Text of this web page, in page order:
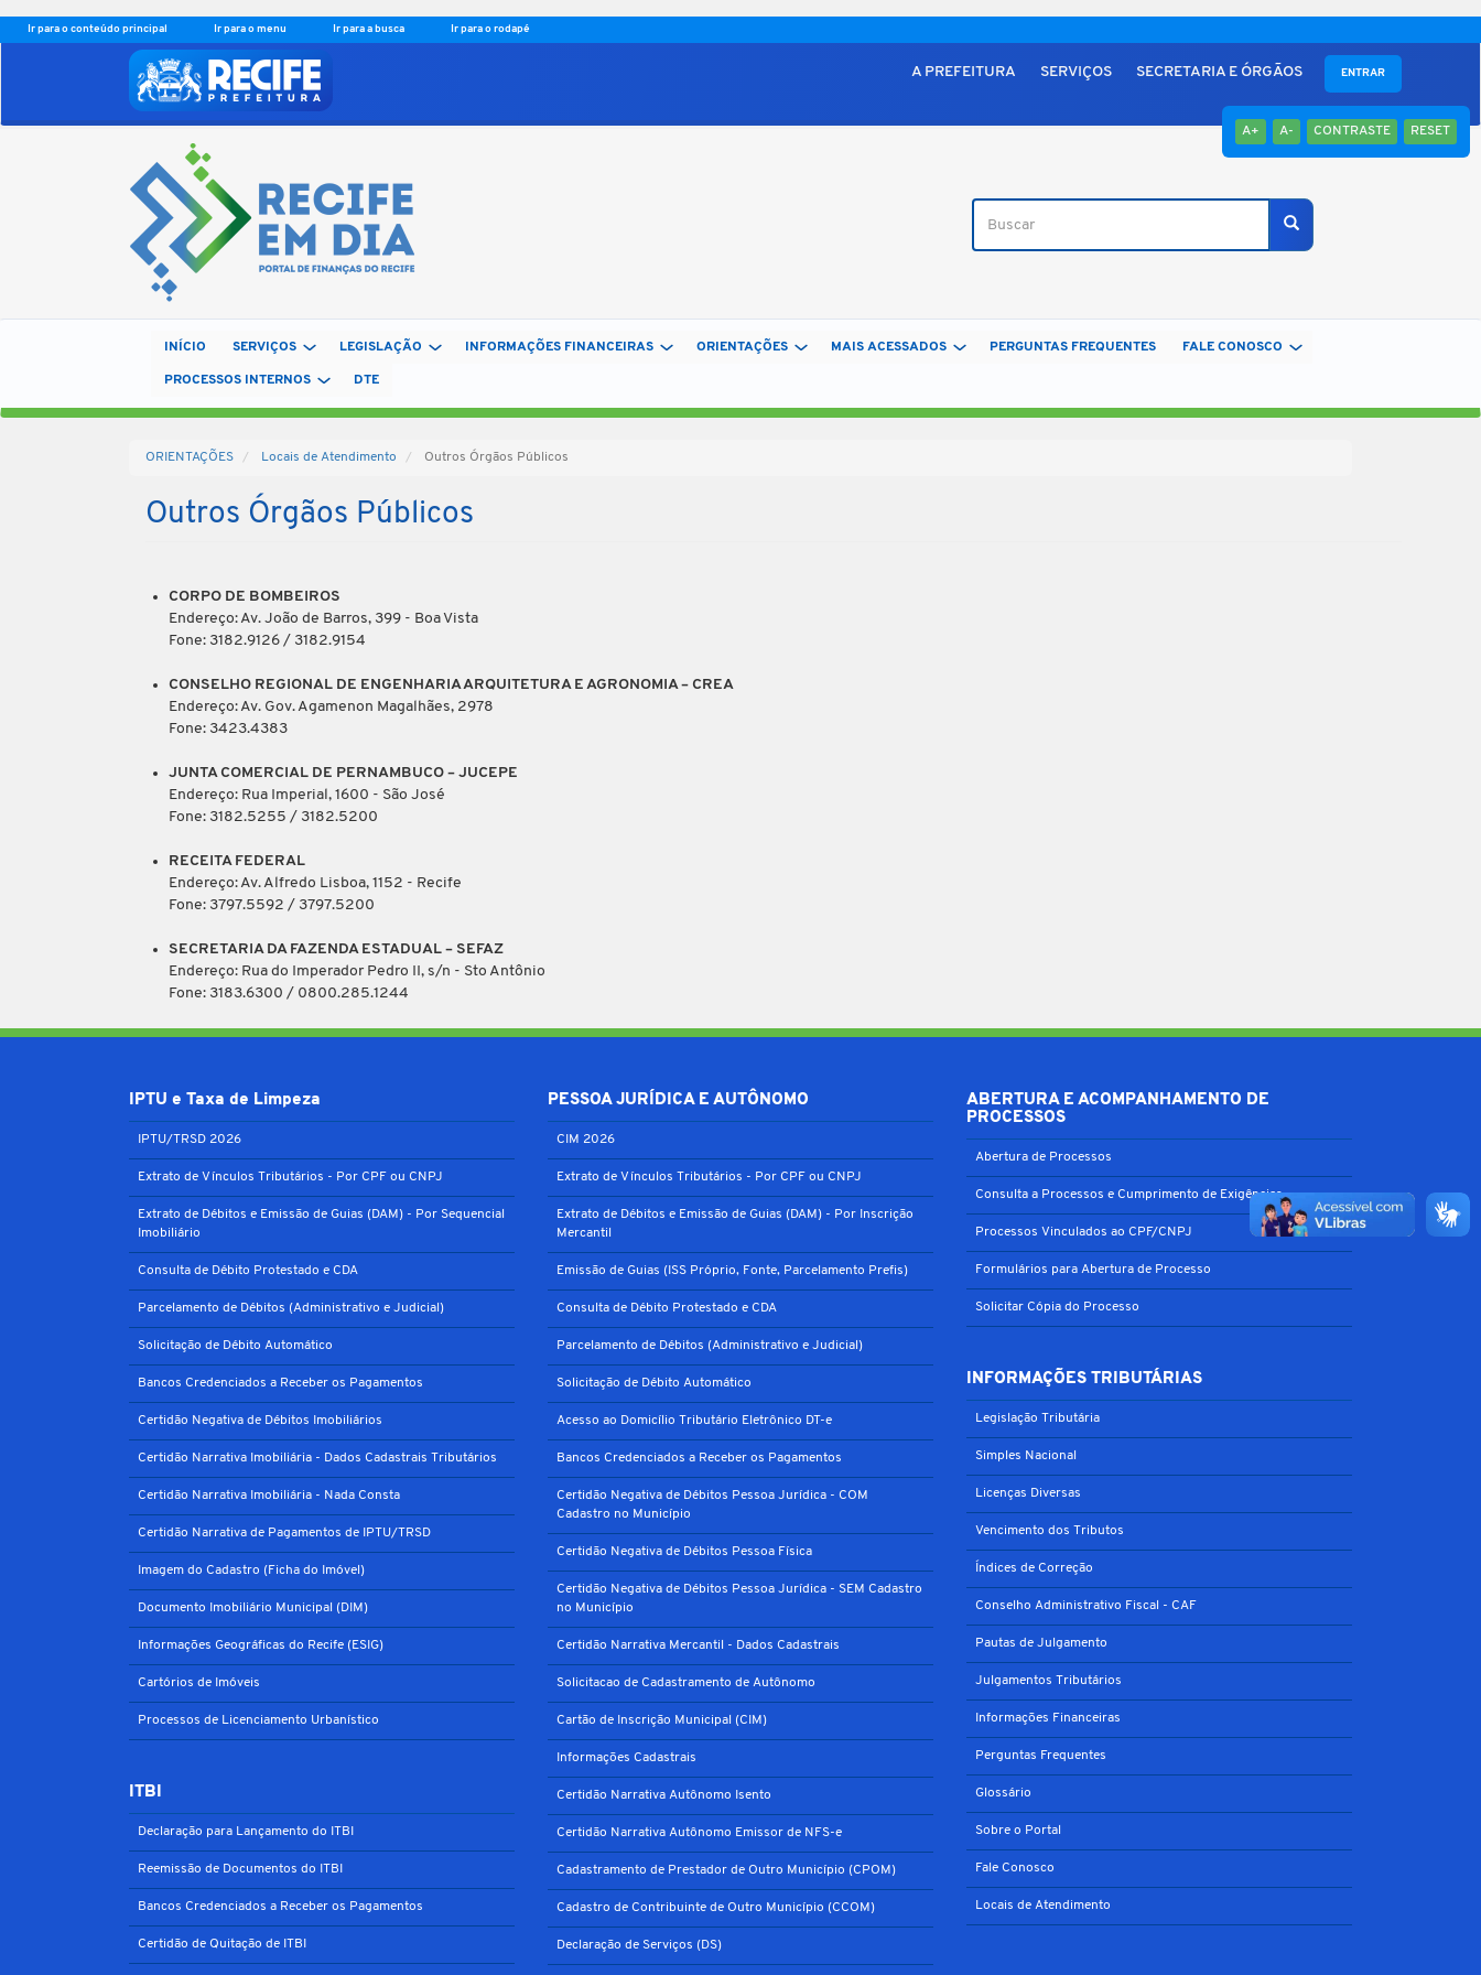
Ir para o conteúdo principal Ir para o menu Ir para a busca Ir para o rodapé
A+ A- CONTRASTE RESET
A PREFEITURA SERVIÇOS SECRETARIA E ÓRGÃOS
Buscar
Buscar
ENTRAR
INÍCIO SERVIÇOS LEGISLAÇÃO INFORMAÇÕES FINANCEIRAS ORIENTAÇÕES MAIS ACESSADOS PERGUNTAS FREQUENTES FALE CONOSCO
PROCESSOS INTERNOS DTE
ORIENTAÇÕES Locais de Atendimento Outros Órgãos Públicos
Outros Órgãos Públicos
CORPO DE BOMBEIROS
Endereço: Av. João de Barros, 399 - Boa Vista
Fone: 3182.9126 / 3182.9154
CONSELHO REGIONAL DE ENGENHARIA ARQUITETURA E AGRONOMIA – CREA
Endereço: Av. Gov. Agamenon Magalhães, 2978
Fone: 3423.4383
JUNTA COMERCIAL DE PERNAMBUCO – JUCEPE
Endereço: Rua Imperial, 1600 - São José
Fone: 3182.5255 / 3182.5200
RECEITA FEDERAL
Endereço: Av. Alfredo Lisboa, 1152 - Recife
Fone: 3797.5592 / 3797.5200
SECRETARIA DA FAZENDA ESTADUAL – SEFAZ
Endereço: Rua do Imperador Pedro II, s/n - Sto Antônio
Fone: 3183.6300 / 0800.285.1244
IPTU e Taxa de Limpeza
IPTU/TRSD 2026
Extrato de Vínculos Tributários - Por CPF ou CNPJ
Extrato de Débitos e Emissão de Guias (DAM) - Por Sequencial
Imobiliário
Consulta de Débito Protestado e CDA
Parcelamento de Débitos (Administrativo e Judicial)
Solicitação de Débito Automático
Bancos Credenciados a Receber os Pagamentos
Certidão Negativa de Débitos Imobiliários
Certidão Narrativa Imobiliária - Dados Cadastrais Tributários
Certidão Narrativa Imobiliária - Nada Consta
Certidão Narrativa de Pagamentos de IPTU/TRSD
Imagem do Cadastro (Ficha do Imóvel)
Documento Imobiliário Municipal (DIM)
Informações Geográficas do Recife (ESIG)
Cartórios de Imóveis
Processos de Licenciamento Urbanístico
ITBI
Declaração para Lançamento do ITBI
Reemissão de Documentos do ITBI
Bancos Credenciados a Receber os Pagamentos
Certidão de Quitação de ITBI
PESSOA JURÍDICA E AUTÔNOMO
CIM 2026
Extrato de Vínculos Tributários - Por CPF ou CNPJ
Extrato de Débitos e Emissão de Guias (DAM) - Por Inscrição
Mercantil
Emissão de Guias (ISS Próprio, Fonte, Parcelamento Prefis)
Consulta de Débito Protestado e CDA
Parcelamento de Débitos (Administrativo e Judicial)
Solicitação de Débito Automático
Acesso ao Domicílio Tributário Eletrônico DT-e
Bancos Credenciados a Receber os Pagamentos
Certidão Negativa de Débitos Pessoa Jurídica - COM
Cadastro no Município
Certidão Negativa de Débitos Pessoa Física
Certidão Negativa de Débitos Pessoa Jurídica - SEM Cadastro
no Município
Certidão Narrativa Mercantil - Dados Cadastrais
Solicitacao de Cadastramento de Autônomo
Cartão de Inscrição Municipal (CIM)
Informações Cadastrais
Certidão Narrativa Autônomo Isento
Certidão Narrativa Autônomo Emissor de NFS-e
Cadastramento de Prestador de Outro Município (CPOM)
Cadastro de Contribuinte de Outro Município (CCOM)
Declaração de Serviços (DS)
ABERTURA E ACOMPANHAMENTO DE
PROCESSOS
Abertura de Processos
Consulta a Processos e Cumprimento de Exigências
Processos Vinculados ao CPF/CNPJ
Formulários para Abertura de Processo
Solicitar Cópia do Processo
INFORMAÇÕES TRIBUTÁRIAS
Legislação Tributária
Simples Nacional
Licenças Diversas
Vencimento dos Tributos
Índices de Correção
Conselho Administrativo Fiscal - CAF
Pautas de Julgamento
Julgamentos Tributários
Informações Financeiras
Perguntas Frequentes
Glossário
Sobre o Portal
Fale Conosco
Locais de Atendimento